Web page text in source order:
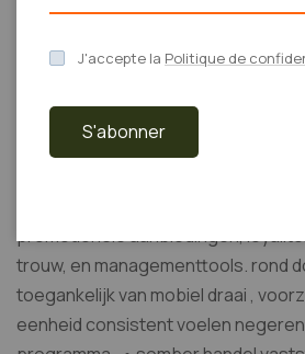
{kunnen ze het afwijzen
ervoor de eerste ronddraaien en
promotionele aanbiedingen,
trouw, en managementtools. rond
toegankelijk van mobiel draai ,
eenheid consistent voelen
J'accepte la Politique de
S'abonner